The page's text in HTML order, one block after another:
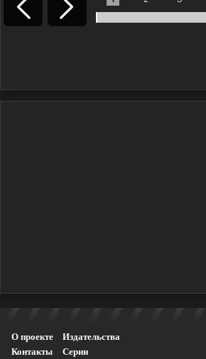
О проекте
Контакты
Издательства
Серии